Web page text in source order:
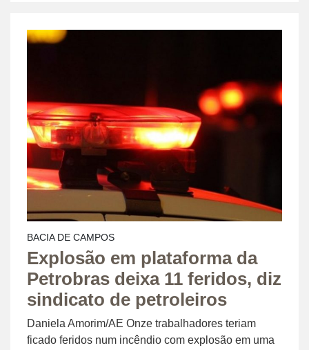
BACIA DE CAMPOS
Explosão em plataforma da
Petrobras deixa 11 feridos, diz
sindicato de petroleiros
Daniela Amorim/AE Onze trabalhadores teriam
ficado feridos num incêndio com explosão em uma